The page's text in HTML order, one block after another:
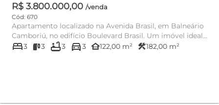
R$ 3.800.000,00 /venda
Cód: 670
Apartamento localizado na Avenida Brasil, em Balneário
Camboriú, no edifício Boulevard Brasil. Um imóvel ideal
para qu...
bed3 3 bathtub3 directions_car3 other_houses122,00 m² construction182,00 m²